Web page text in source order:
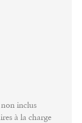
inclus
à la charge